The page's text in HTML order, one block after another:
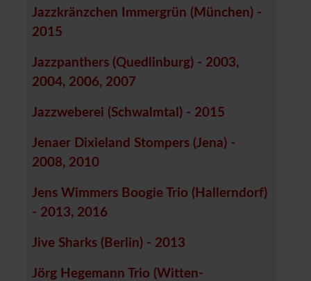
Jazzkränzchen Immergrün (München) -
2015
Jazzpanthers (Quedlinburg) - 2003,
2004, 2006, 2007
Jazzweberei (Schwalmtal) - 2015
Jenaer Dixieland Stompers (Jena) -
2008, 2010
Jens Wimmers Boogie Trio (Hallerndorf)
- 2013, 2016
Jive Sharks (Berlin) - 2013
Jörg Hegemann Trio (Witten-